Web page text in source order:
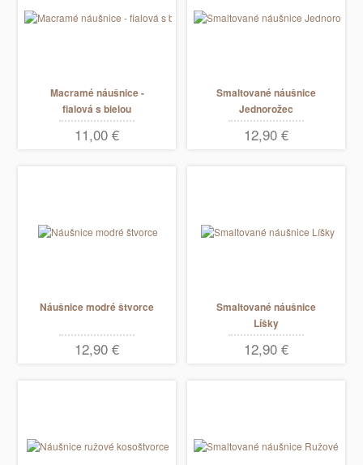
Macramé náušnice -
fialová s bielou
11,00 €
Smaltované náušnice
Jednorožec
12,90 €
Náušnice modré štvorce
12,90 €
Smaltované náušnice
Líšky
12,90 €